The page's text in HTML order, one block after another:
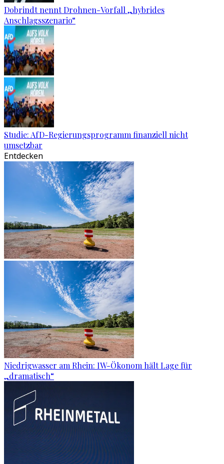
Dobrindt nennt Drohnen-Vorfall „hybrides
Anschlagsszenario“
Studie: AfD-Regierungsprogramm finanziell nicht
umsetzbar
Entdecken
Niedrigwasser am Rhein: IW-Ökonom hält Lage für
„dramatisch“